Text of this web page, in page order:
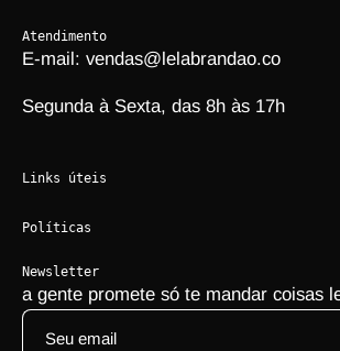
Atendimento
E-mail: vendas@lelabrandao.co
Segunda à Sexta, das 8h às 17h
Links úteis
Políticas
Newsletter
a gente promete só te mandar coisas